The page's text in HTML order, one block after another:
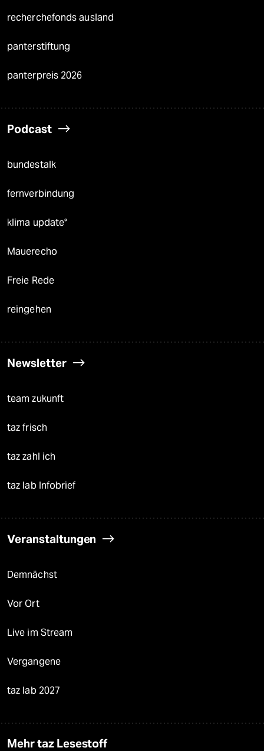
recherchefonds ausland
panterstiftung
panterpreis 2026
Podcast
bundestalk
fernverbindung
klima update°
Mauerecho
Freie Rede
reingehen
Newsletter
team zukunft
taz frisch
taz zahl ich
taz lab Infobrief
Veranstaltungen
Demnächst
Vor Ort
Live im Stream
Vergangene
taz lab 2027
Mehr taz Lesestoff